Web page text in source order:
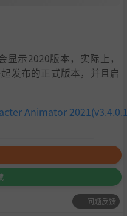
示2020版本，实际上，
发布的正式版本，并且启
Animator
问题反馈